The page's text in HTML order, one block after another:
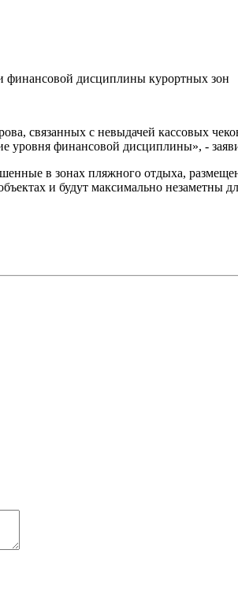
дисциплины курортных зон
связанных с невыдачей кассовых
финансовой дисциплины», -
в зонах пляжного отдыха,
и будут максимально незаметны